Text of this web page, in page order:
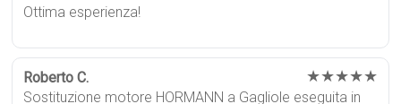
Ottima esperienza!
Roberto C. ★★★★★
Sostituzione motore HORMANN a Gagliole eseguita in